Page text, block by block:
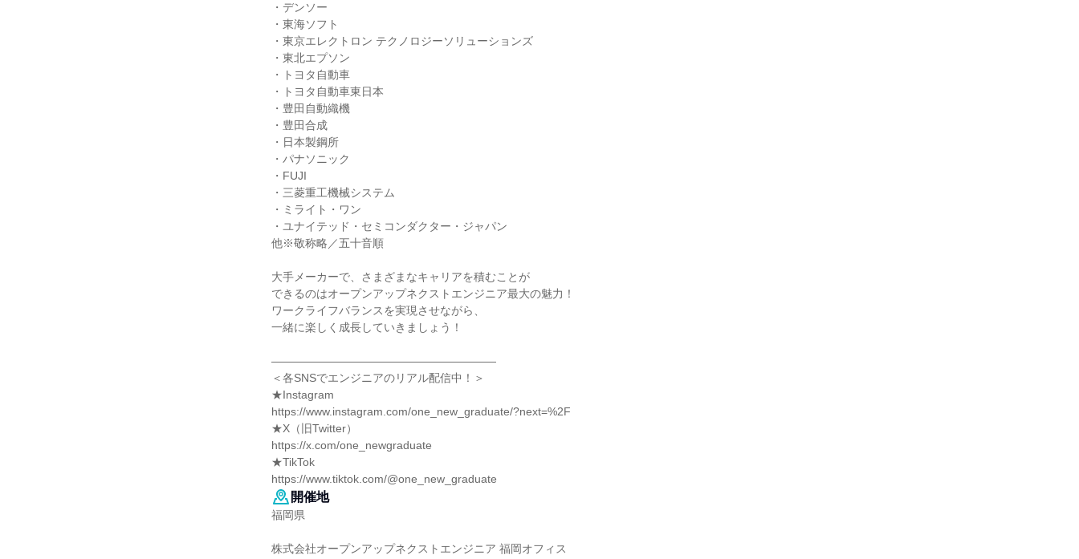
・デンソー
・東海ソフト
・東京エレクトロン テクノロジーソリューションズ
・東北エプソン
・トヨタ自動車
・トヨタ自動車東日本
・豊田自動織機
・豊田合成
・日本製鋼所
・パナソニック
・FUJI
・三菱重工機械システム
・ミライト・ワン
・ユナイテッド・セミコンダクター・ジャパン
他※敬称略／五十音順
大手メーカーで、さまざまなキャリアを積むことが
できるのはオープンアップネクストエンジニア最大の魅力！
ワークライフバランスを実現させながら、
一緒に楽しく成長していきましょう！
――――――――――――――――――――
＜各SNSでエンジニアのリアル配信中！＞
★Instagram
https://www.instagram.com/one_new_graduate/?next=%2F
★X（旧Twitter）
https://x.com/one_newgraduate
★TikTok
https://www.tiktok.com/@one_new_graduate
開催地
福岡県
株式会社オープンアップネクストエンジニア 福岡オフィス